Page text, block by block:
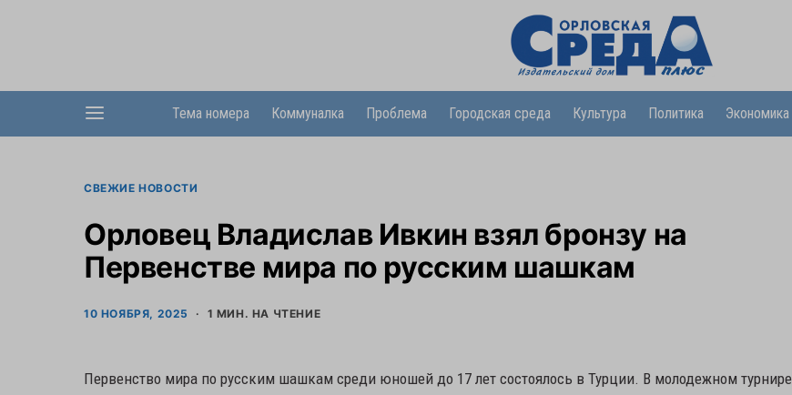
Тема номера Коммуналка Проблема Городская среда Культура Политика Экономика
СВЕЖИЕ НОВОСТИ
Орловец Владислав Ивкин взял бронзу на
Первенстве мира по русским шашкам
10 НОЯБРЯ, 2025 1 МИН. НА ЧТЕНИЕ
Первенство мира по русским шашкам среди юношей до 17 лет состоялось в Турции. В молодежном турнире